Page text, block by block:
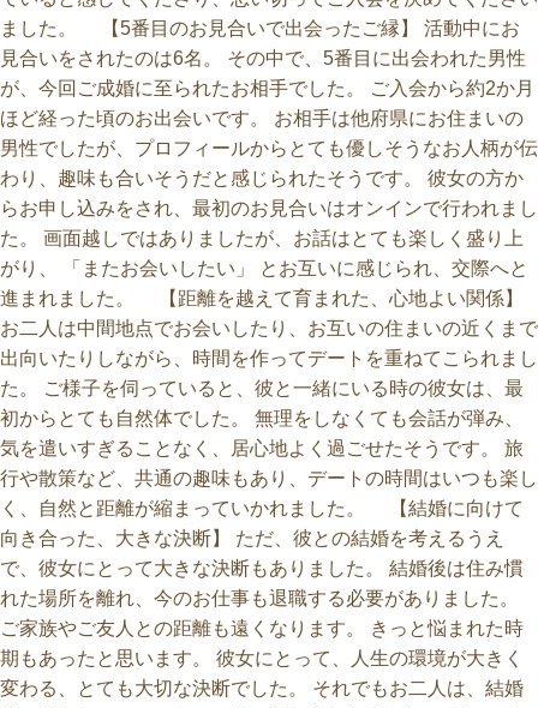
ました。 【5番目のお見合いで出会ったご縁】 活動中にお
見合いをされたのは6名。 その中で、5番目に出会われた男性
が、今回ご成婚に至られたお相手でした。 ご入会から約2か月
ほど経った頃のお出会いです。 お相手は他府県にお住まいの
男性でしたが、プロフィールからとても優しそうなお人柄が伝
わり、趣味も合いそうだと感じられたそうです。 彼女の方か
らお申し込みをされ、最初のお見合いはオンインで行われまし
た。 画面越しではありましたが、お話はとても楽しく盛り上
がり、 「またお会いしたい」 とお互いに感じられ、交際へと
進まれました。 【距離を越えて育まれた、心地よい関係】
お二人は中間地点でお会いしたり、お互いの住まいの近くまで
出向いたりしながら、時間を作ってデートを重ねてこられまし
た。 ご様子を伺っていると、彼と一緒にいる時の彼女は、最
初からとても自然体でした。 無理をしなくても会話が弾み、
気を遣いすぎることなく、居心地よく過ごせたそうです。 旅
行や散策など、共通の趣味もあり、デートの時間はいつも楽し
く、自然と距離が縮まっていかれました。 【結婚に向けて
向き合った、大きな決断】 ただ、彼との結婚を考えるうえ
で、彼女にとって大きな決断もありました。 結婚後は住み慣
れた場所を離れ、今のお仕事も退職する必要がありました。
ご家族やご友人との距離も遠くなります。 きっと悩まれた時
期もあったと思います。 彼女にとって、人生の環境が大きく
変わる、とても大切な決断でした。 それでもお二人は、結婚